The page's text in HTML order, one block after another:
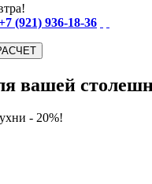
(921) 936-18-36
вашей
- 20%!